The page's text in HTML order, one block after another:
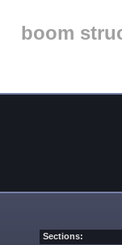
boom
Sections: